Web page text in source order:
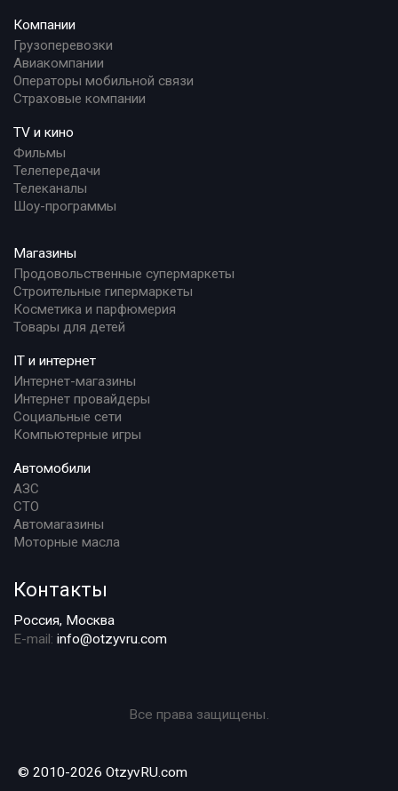
Компании
Грузоперевозки
Авиакомпании
Операторы мобильной связи
Страховые компании
TV и кино
Фильмы
Телепередачи
Телеканалы
Шоу-программы
Магазины
Продовольственные супермаркеты
Строительные гипермаркеты
Косметика и парфюмерия
Товары для детей
IT и интернет
Интернет-магазины
Интернет провайдеры
Социальные сети
Компьютерные игры
Автомобили
АЗС
СТО
Автомагазины
Моторные масла
Контакты
Россия, Москва
E-mail: info@otzyvru.com
Все права защищены.
© 2010-2026 OtzyvRU.com